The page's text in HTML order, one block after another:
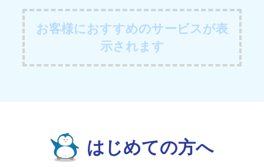
お客様におすすめのサービスが表
示されます
はじめての方へ